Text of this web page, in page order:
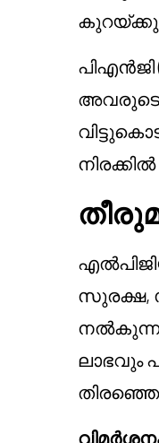
അവരുടെ
സുരക്ഷ,
നൽകുന്നു.
ലാഭവും